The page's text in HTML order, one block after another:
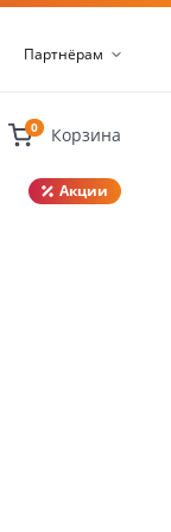
Партнёрам
0 Корзина
Акции